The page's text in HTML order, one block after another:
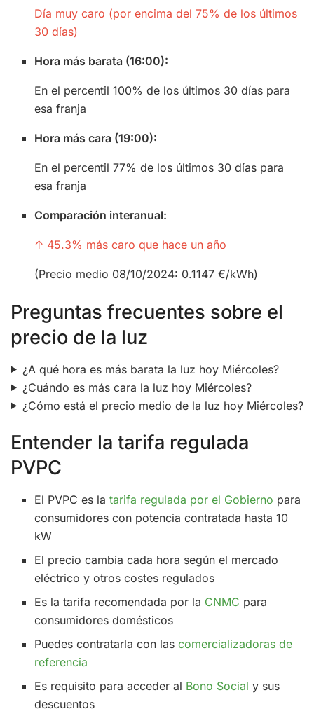
Día muy caro (por encima del 75% de los últimos
30 días)
Hora más barata (16:00):
En el percentil 100% de los últimos 30 días para
esa franja
Hora más cara (19:00):
En el percentil 77% de los últimos 30 días para
esa franja
Comparación interanual:
↑ 45.3% más caro que hace un año
(Precio medio 08/10/2024: 0.1147 €/kWh)
Preguntas frecuentes sobre el
precio de la luz
¿A qué hora es más barata la luz hoy Miércoles?
¿Cuándo es más cara la luz hoy Miércoles?
¿Cómo está el precio medio de la luz hoy Miércoles?
Entender la tarifa regulada
PVPC
El PVPC es latarifa regulada por el Gobierno para
consumidores con potencia contratada hasta 10
kW
El precio cambia cada hora según el mercado
eléctrico y otros costes regulados
Es la tarifa recomendada por la CNMC para
consumidores domésticos
Puedes contratarla con lascomercializadoras de
referencia
Es requisito para acceder al Bono Social y sus
descuentos